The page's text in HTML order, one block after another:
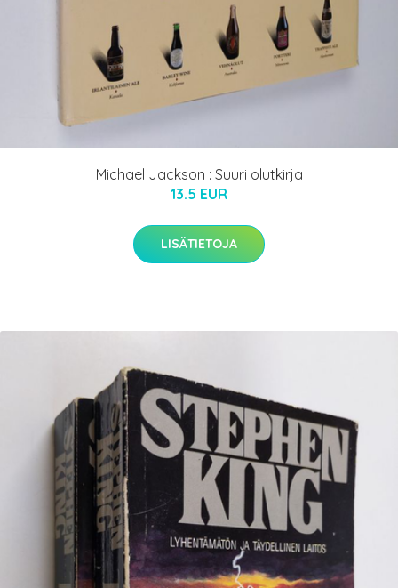
Michael Jackson : Suuri olutkirja
13.5 EUR
LISÄTIETOJA